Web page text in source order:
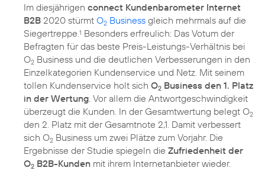
Im diesjährigen connect Kundenbarometer Internet
B2B 2020 stürmt O2 Business gleich mehrmals auf die
Siegertreppe. 1 Besonders erfreulich: Das Votum der
Befragten für das beste Preis-Leistungs-Verhältnis bei
O2 Business und die deutlichen Verbesserungen in den
Einzelkategorien Kundenservice und Netz. Mit seinem
tollen Kundenservice holt sich O2 Business den 1. Platz
in der Wertung . Vor allem die Antwortgeschwindigkeit
überzeugt die Kunden. In der Gesamtwertung belegt O2
den 2. Platz mit der Gesamtnote 2,1. Damit verbessert
sich O2 Business um zwei Plätze zum Vorjahr. Die
Ergebnisse der Studie spiegeln die Zufriedenheit der
O2 B2B-Kunden mit ihrem Internetanbieter wieder.